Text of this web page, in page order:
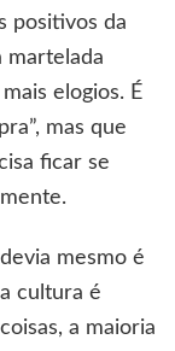
positivos da
martelada
elogios. É
mas que
ficar se
mesmo é
cultura é
a maioria